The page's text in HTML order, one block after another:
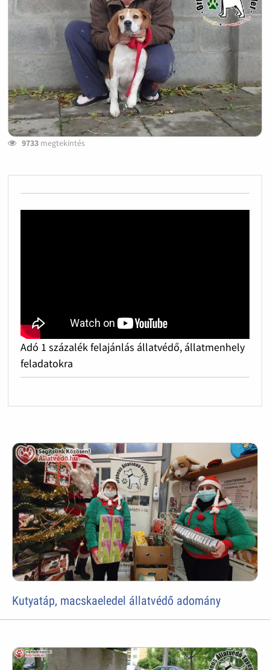
9733megtekintés
Adó 1 százalék felajánlás állatvédő, állatmenhely
feladatokra
Kutyatáp, macskaeledel állatvédő adomány